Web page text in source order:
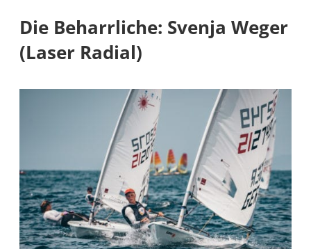
Die Beharrliche: Svenja Weger
(Laser Radial)